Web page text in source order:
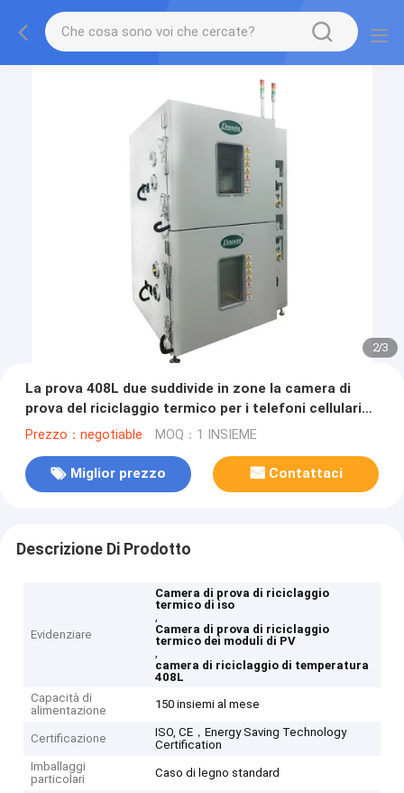
2/3
La prova 408L due suddivide in zone la camera di
prova del riciclaggio termico per i telefoni cellulari
dei moduli di PV
Prezzo：negotiable MOQ：1 INSIEME
Miglior prezzo Contattaci
Descrizione Di Prodotto
Evidenziare
Camera di prova di riciclaggio
termico di iso
,
Camera di prova di riciclaggio
termico dei moduli di PV
,
camera di riciclaggio di temperatura
408L
Capacità di
alimentazione
150 insiemi al mese
Certificazione
ISO, CE，Energy Saving Technology
Certification
Imballaggi
particolari
Caso di legno standard